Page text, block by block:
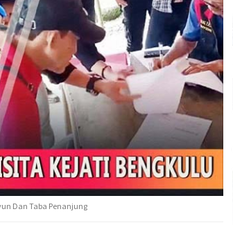
Dan Taba Penanjung